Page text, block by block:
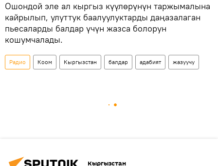
Ошондой эле ал кыргыз күүлөрүнүн таржымалына
кайрылып, улуттук баалуулуктарды даңазалаган
пьесаларды балдар үчүн жазса болорун
кошумчалады.
Радио Коом Кыргызстан балдар адабият жазуучу
Кыргызстан